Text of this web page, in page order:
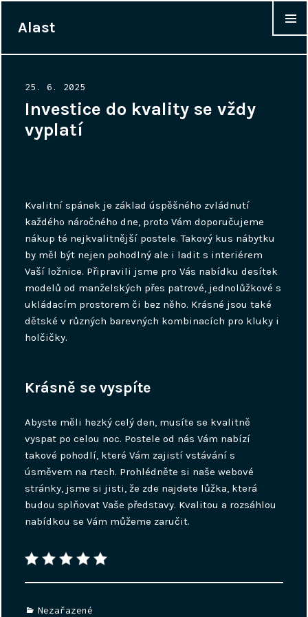
Alast
Posted
on
25. 6. 2025
Investice do kvality se vždy
vyplatí
Kvalitní spánek je základ úspěšného zvládnutí
každého náročného dne, proto Vám doporučujeme
nákup té nejkvalitnější postele. Takový kus nábytku
by měl být nejen pohodlný ale i ladit s interiérem
Vaší ložnice. Připravili jsme pro Vás nabídku desítek
modelů od manželských přes patrové, jednolůžkové s
ukládacím prostorem či bez něho. Krásné jsou také
dětské v různých barevných kombinacích pro kluky i
holčičky.
Krásně se vyspíte
Abyste měli hezký celý den, musíte se kvalitně
vyspat po celou noc. Postele od nás Vám nabízí
takové pohodlí, které Vám zajistí vstávání s
úsměvem na rtech. Prohlédněte si naše webové
stránky, jsme si jisti, že zde najdete lůžka, která
budou splňovat Vaše představy. Kvalitou a rozsáhlou
nabídkou se Vám můžeme zaručit.
Categories
Nezařazené